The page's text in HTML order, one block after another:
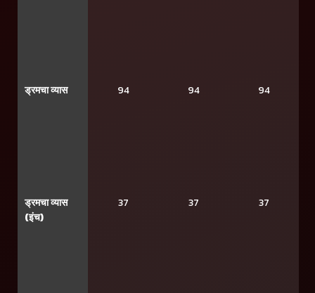
ड्रमचा व्यास
ड्रमचा व्यास
(इंच)
94
37
94
37
94
37